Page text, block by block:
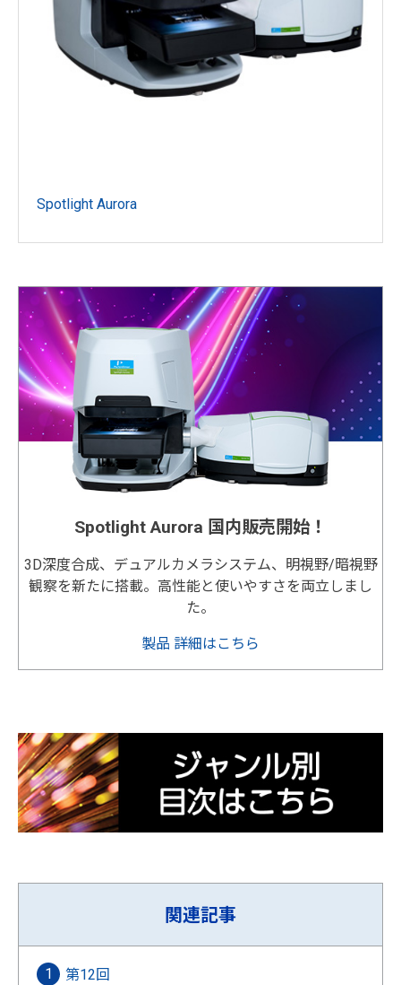
Spotlight Aurora
Spotlight Aurora 国内販売開始！
3D深度合成、デュアルカメラシステム、明視野/暗視野
観察を新たに搭載。高性能と使いやすさを両立しまし
た。
製品 詳細はこちら
関連記事
第12回